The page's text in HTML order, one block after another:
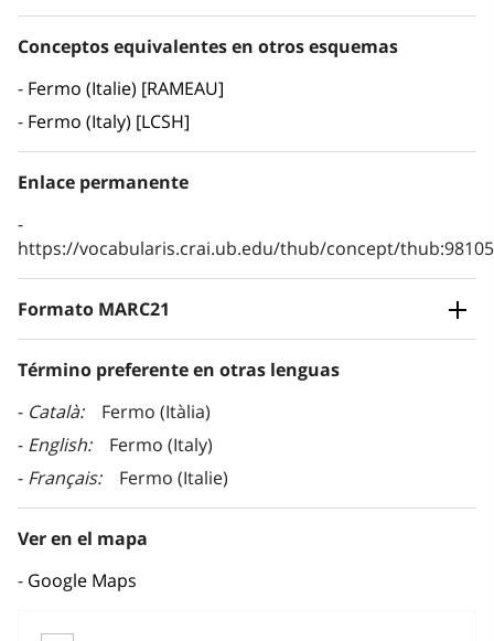
Conceptos equivalentes en otros esquemas
Fermo (Italie) [RAMEAU]
Fermo (Italy) [LCSH]
Enlace permanente
https://vocabularis.crai.ub.edu/thub/concept/
Formato MARC21
Término preferente en otras lenguas
Català
Fermo (Itàlia)
English
Fermo (Italy)
Français
Fermo (Italie)
Ver en el mapa
Google Maps